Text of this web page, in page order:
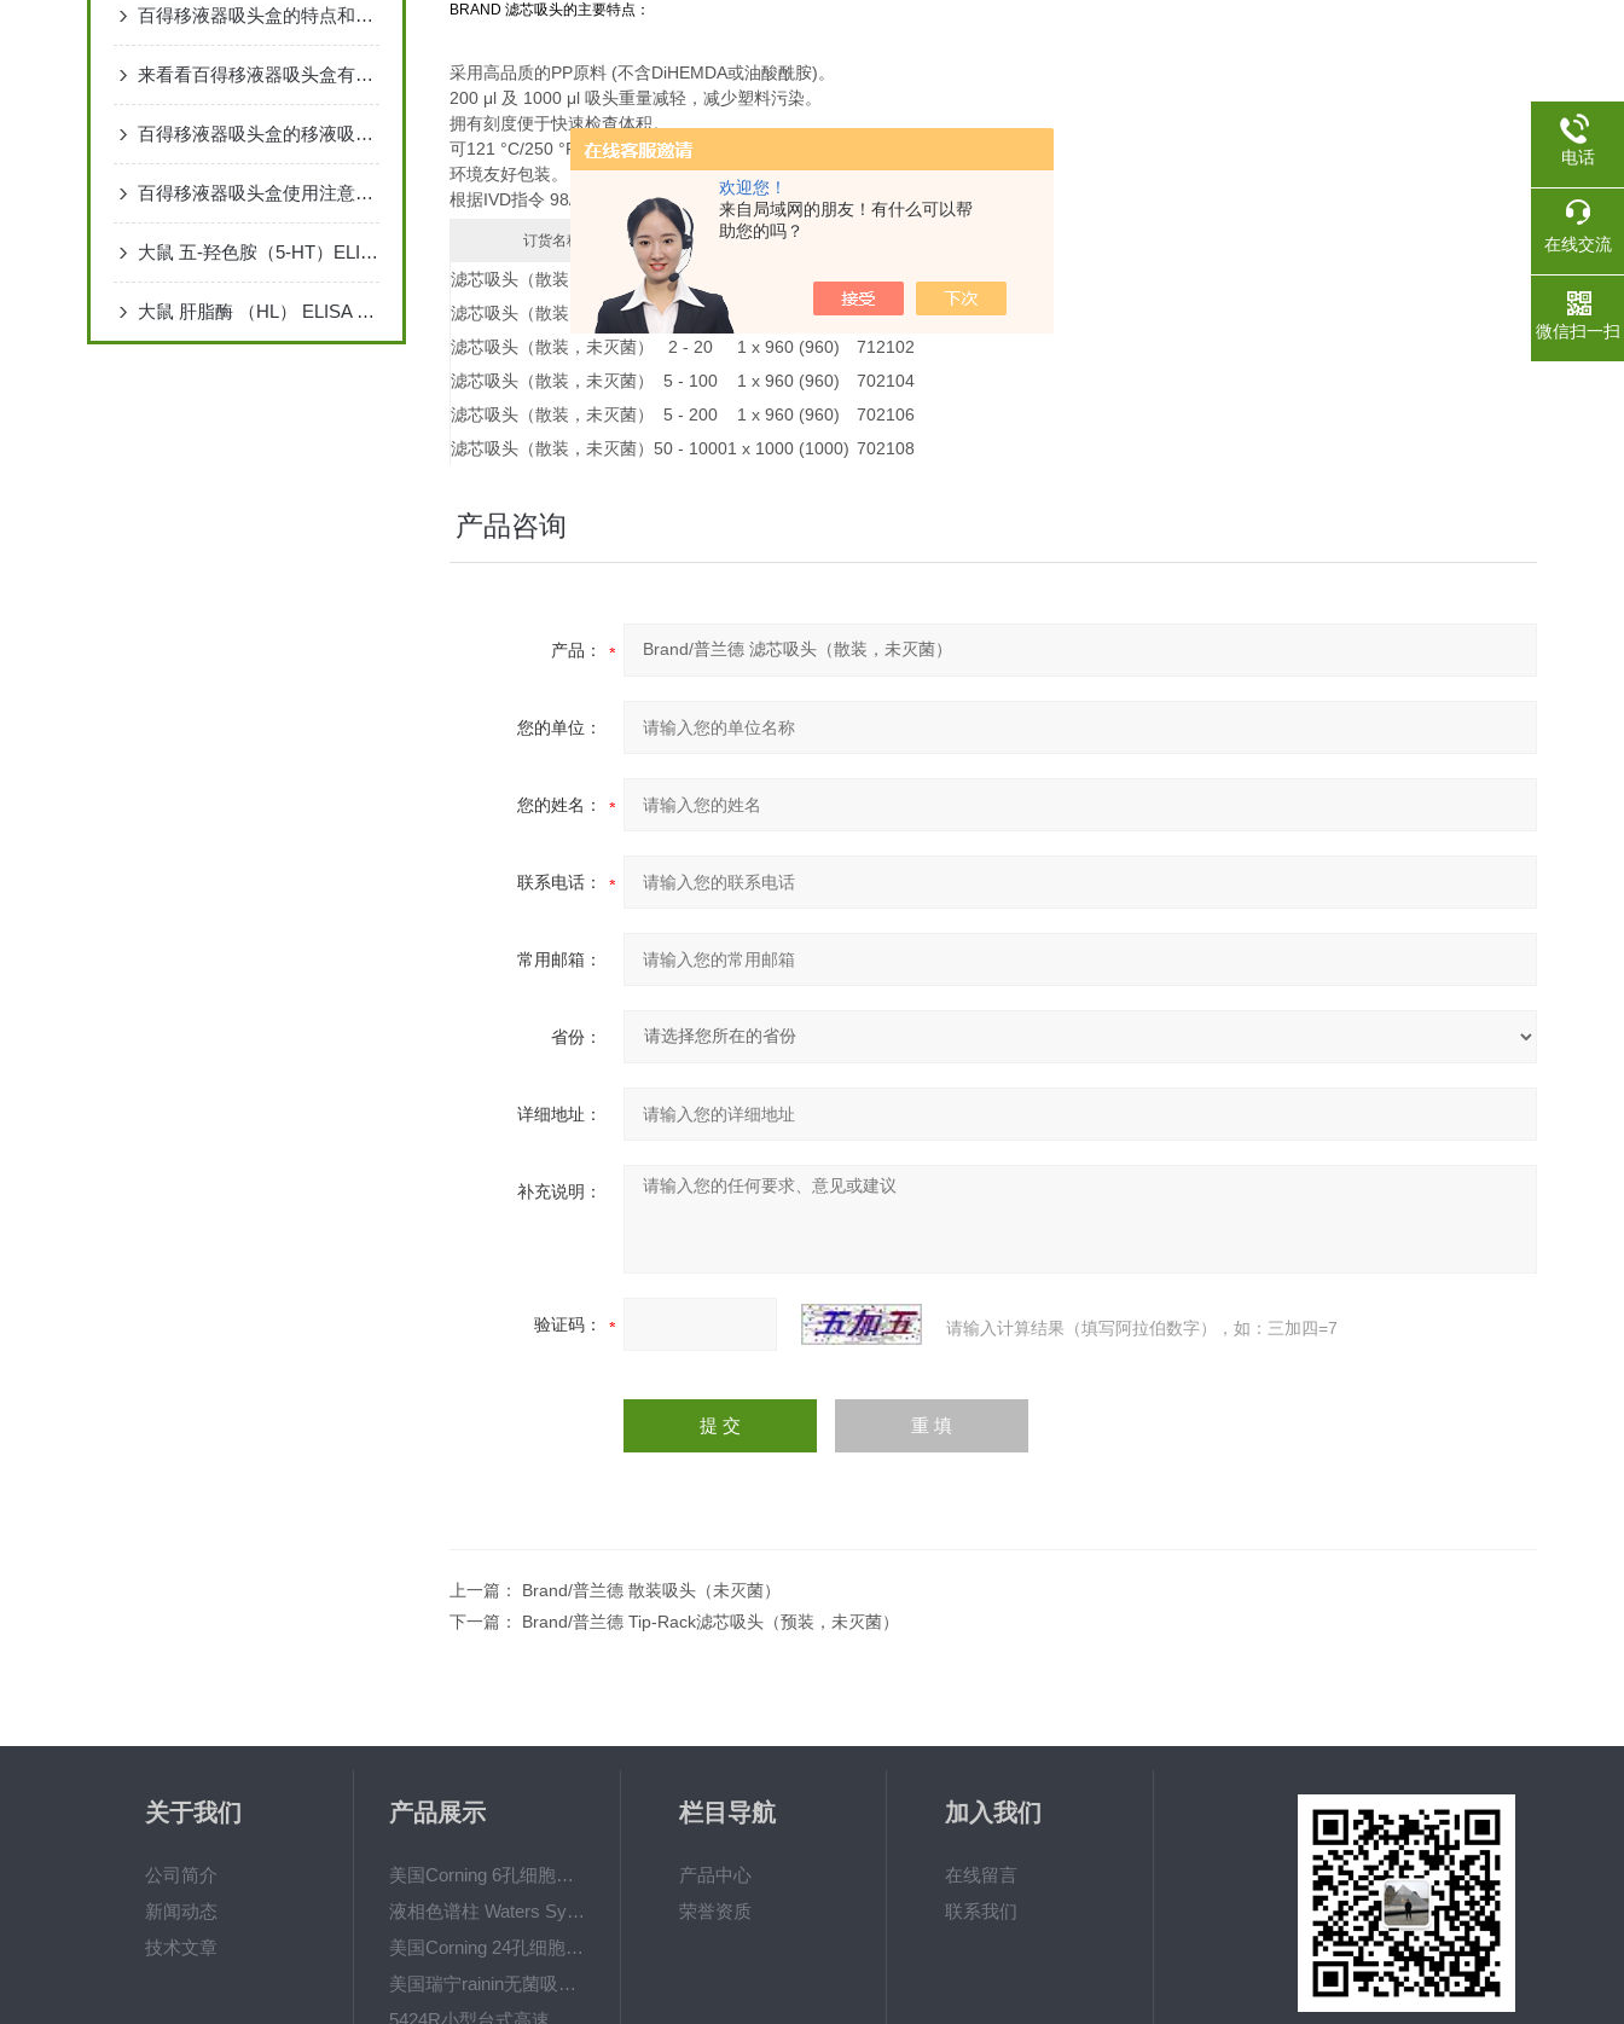
欢迎您！
来自局域网的朋友！有什么可以帮
助您的吗？
百得移液器吸头盒的特点和使用方法介绍
来看看百得移液器吸头盒有哪些设备特点
百得移液器吸头盒的移液吸头循环过程
百得移液器吸头盒使用注意事项
大鼠 五-羟色胺（5-HT）ELISA 检测试剂盒说明书
大鼠 肝脂酶 （HL） ELISA 检测试剂盒说明书
BRAND 滤芯吸头的主要特点：
采用高品质的PP原料 (不含DiHEMDA或油酸酰胺)。
200 μl 及 1000 μl 吸头重量减轻，减少塑料污染。
拥有刻度便于快速检查体积。
可121 °C/250 °F (2 bar)高压湿热灭菌，依照DIN EN 285标准。
环境友好包装。
根据IVD指令 98/79EG拥有欧盟CE标志。
订货名称 量程（μl ） 吸头数量
滤芯吸头（散装，未灭菌） 0.1 - 1 1 x 960 (960)
702111
滤芯吸头（散装，未灭菌） 0.5 - 10 1 x 960 (960)
702100
滤芯吸头（散装，未灭菌）
2 - 20 1 x 960 (960)
712102
滤芯吸头（散装，未灭菌）
5 - 100 1 x 960 (960)
702104
滤芯吸头（散装，未灭菌）
5 - 200 1 x 960 (960)
702106
滤芯吸头（散装，未灭菌） 50 - 10001 x 1000 (1000) 702108
产品咨询
产品：
您的单位：
您的姓名：
联系电话：
常用邮箱：
省份：
详细地址：
补充说明：
验证码： 请输入计算结果（填写阿拉伯数字），如：三加四=7
上一篇： Brand/普兰德 散装吸头（未灭菌）
下一篇： Brand/普兰德 Tip-Rack滤芯吸头（预装，未灭菌）
关于我们
公司简介
新闻动态
技术文章
产品展示
美国Corning 6孔细胞培养板
液相色谱柱 Waters Symmetry C18 4.6×250mm,5μm
美国Corning 24孔细胞培养板
美国瑞宁rainin无菌吸头/枪头/盒装吸头
栏目导航
产品中心
荣誉资质
加入我们
在线留言
联系我们
电话
在线交流
微信扫一扫